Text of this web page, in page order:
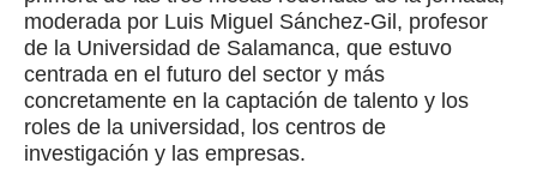
moderada por Luis Miguel Sánchez-Gil, profesor
de la Universidad de Salamanca, que estuvo
centrada en el futuro del sector y más
concretamente en la captación de talento y los
roles de la universidad, los centros de
investigación y las empresas.